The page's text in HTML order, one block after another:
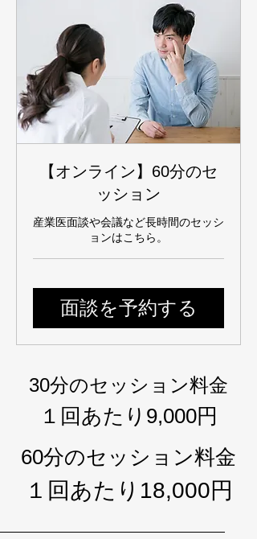
【オンライン】60分のセ
ッション
産業医面談や会議など長時間のセッシ
ョンはこちら。
面談を予約する
30分のセッション料金
１回あたり9,000円
60分のセッション料金
１回あたり18,000円